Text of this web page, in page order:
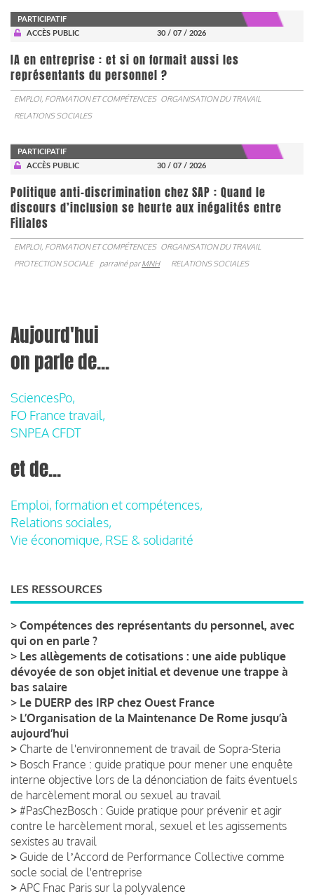
PARTICIPATIF
ACCÈS PUBLIC
30 / 07 / 2026
IA en entreprise : et si on formait aussi les
représentants du personnel ?
EMPLOI, FORMATION ET COMPÉTENCES ORGANISATION DU TRAVAIL
RELATIONS SOCIALES
PARTICIPATIF
ACCÈS PUBLIC
30 / 07 / 2026
Politique anti-discrimination chez SAP : Quand le
discours d’inclusion se heurte aux inégalités entre
Filiales
EMPLOI, FORMATION ET COMPÉTENCES ORGANISATION DU TRAVAIL
PROTECTION SOCIALE
parrainé parMNH RELATIONS SOCIALES
Aujourd'hui
on parle de...
SciencesPo,
FO France travail,
SNPEA CFDT
et de...
Emploi, formation et compétences,
Relations sociales,
Vie économique, RSE & solidarité
LES RESSOURCES
> Compétences des représentants du personnel, avec
qui on en parle ?
> Les allègements de cotisations : une aide publique
dévoyée de son objet initial et devenue une trappe à
bas salaire
> Le DUERP des IRP chez Ouest France
> L’Organisation de la Maintenance De Rome jusqu’à
aujourd’hui
> Charte de l'environnement de travail de Sopra-Steria
> Bosch France : guide pratique pour mener une enquête
interne objective lors de la dénonciation de faits éventuels
de harcèlement moral ou sexuel au travail
> #PasChezBosch : Guide pratique pour prévenir et agir
contre le harcèlement moral, sexuel et les agissements
sexistes au travail
> Guide de lʼAccord de Performance Collective comme
socle social de l'entreprise
> APC Fnac Paris sur la polyvalence